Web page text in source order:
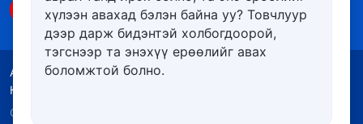
Ашиглалтын нөхцөлүүд
Нууцлалын бодлого
Кредит
Copyright © 2026
хүлээн авахад бэлэн байна уу? Товчлуур
дээр дарж бидэнтэй холбогдоорой,
тэгснээр та энэхүү ерѳѳлийг авах
боломжтой болно.